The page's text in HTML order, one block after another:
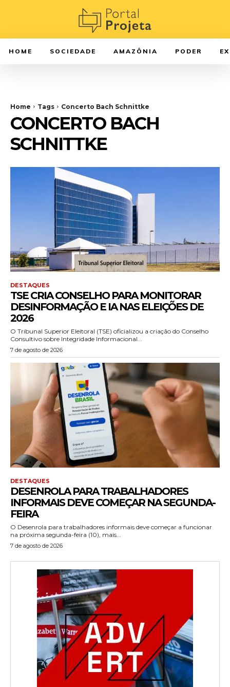
HOME SOCIEDADE AMAZÔNIA PODER
Home Tags Concerto Bach Schnittke
CONCERTO BACH
SCHNITTKE
DESTAQUES
TSE CRIA CONSELHO PARA MONITORAR
DESINFORMAÇÃO E IA NAS ELEIÇÕES DE
2026
O Tribunal Superior Eleitoral (TSE) oficializou a criação do Conselho
Consultivo sobre Integridade Informacional...
7 de agosto de 2026
DESTAQUES
DESENROLA PARA TRABALHADORES
INFORMAIS DEVE COMEÇAR NA SEGUNDA-
FEIRA
O Desenrola para trabalhadores informais deve começar a funcionar
na próxima segunda-feira (10), mais...
7 de agosto de 2026